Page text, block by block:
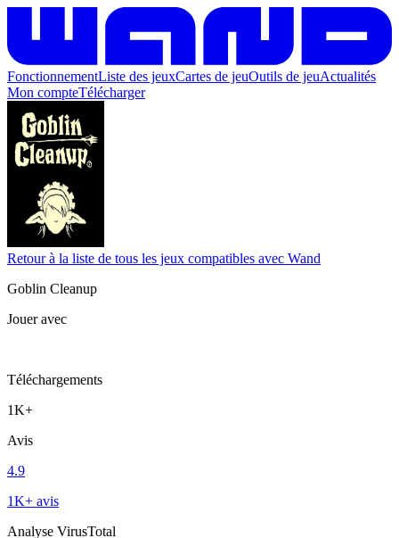
FonctionnementListe des jeuxCartes de jeuOutils de jeuActualités
Mon compteTélécharger
Retour à la liste de tous les jeux compatibles avec Wand
Goblin Cleanup
Jouer avec
Téléchargements
1K+
Avis
4.9
1K+ avis
Analyse VirusTotal